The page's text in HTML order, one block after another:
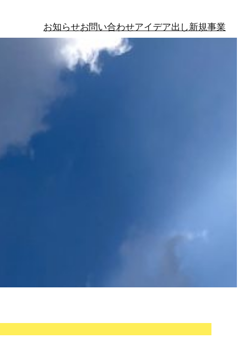
お知らせお問い合わせアイデア出し新規事業